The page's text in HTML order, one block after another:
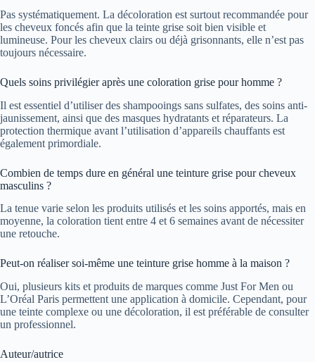
Pas systématiquement. La décoloration est surtout recommandée pour
les cheveux foncés afin que la teinte grise soit bien visible et
lumineuse. Pour les cheveux clairs ou déjà grisonnants, elle n’est pas
toujours nécessaire.
Quels soins privilégier après une coloration grise pour homme ?
Il est essentiel d’utiliser des shampooings sans sulfates, des soins anti-
jaunissement, ainsi que des masques hydratants et réparateurs. La
protection thermique avant l’utilisation d’appareils chauffants est
également primordiale.
Combien de temps dure en général une teinture grise pour cheveux
masculins ?
La tenue varie selon les produits utilisés et les soins apportés, mais en
moyenne, la coloration tient entre 4 et 6 semaines avant de nécessiter
une retouche.
Peut-on réaliser soi-même une teinture grise homme à la maison ?
Oui, plusieurs kits et produits de marques comme Just For Men ou
L’Oréal Paris permettent une application à domicile. Cependant, pour
une teinte complexe ou une décoloration, il est préférable de consulter
un professionnel.
Auteur/autrice